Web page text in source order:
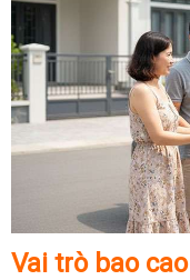
Vai trò bao